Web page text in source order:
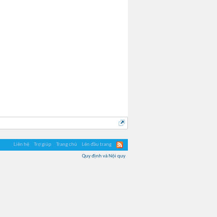
Liên hệ Trợ giúp Trang chủ Lên đầu trang
Quy định và Nội quy